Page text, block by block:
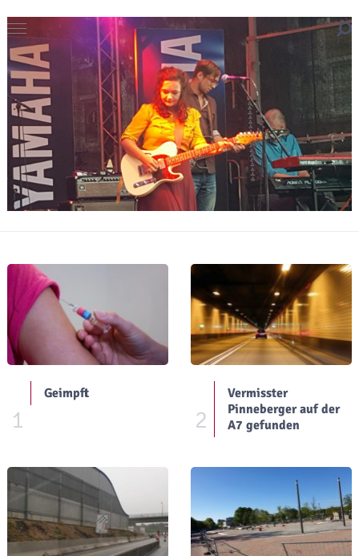
1
Geimpft
2
Vermisster
Pinneberger auf der
A7 gefunden